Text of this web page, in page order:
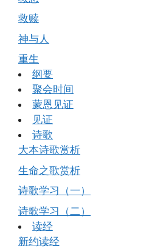
救赎
神与人
重生
纲要
聚会时间
蒙恩见证
见证
诗歌
大本诗歌赏析
生命之歌赏析
诗歌学习（一）
诗歌学习（二）
读经
新约读经